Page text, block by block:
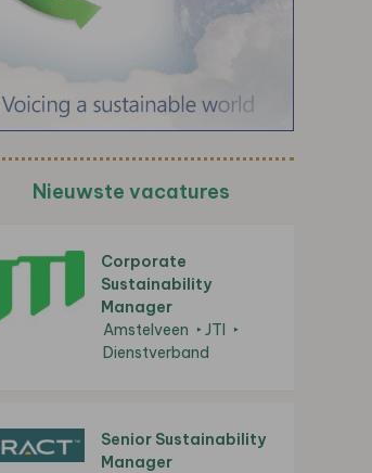
Nieuwste vacatures
Corporate
Sustainability
Manager
Amstelveen
JTI
Dienstverband
Senior Sustainability
Manager